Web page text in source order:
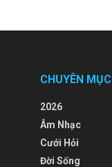
CHUYÊN MỤC
2026
Âm Nhạc
Cưới Hỏi
Đời Sống